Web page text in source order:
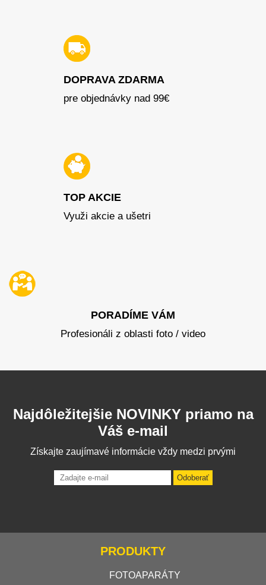
DOPRAVA ZDARMA
pre objednávky nad 99€
TOP AKCIE
Využi akcie a ušetri
PORADÍME VÁM
Profesionáli z oblasti foto / video
Najdôležitejšie NOVINKY priamo na
Váš e-mail
Získajte zaujímavé informácie vždy medzi prvými
Odoberať
PRODUKTY
FOTOAPARÁTY